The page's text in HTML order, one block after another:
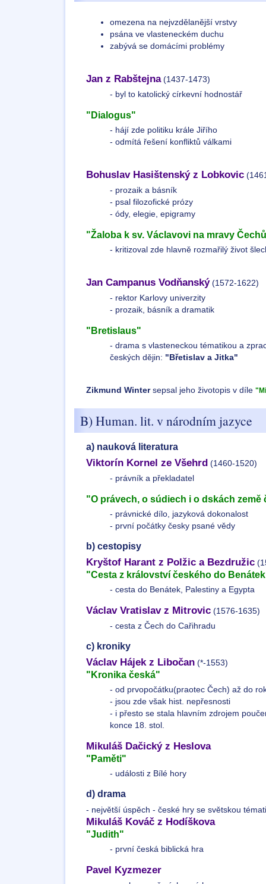
omezena na nejvzdělanější vrstvy
psána ve vlasteneckém duchu
zabývá se domácími problémy
Jan z Rabštejna(1437-1473)
- byl to katolický církevní hodnostář
"Dialogus"
- hájí zde politiku krále Jiřího
- odmítá řešení konfliktů válkami
Bohuslav Hasištenský z Lobkovic
- prozaik a básník
- psal filozofické prózy
- ódy, elegie, epigramy
"Žaloba k sv. Václavovi na mravy
- kritizoval zde hlavně rozmařilý život
Jan Campanus Vodňanský(1572-1622)
- rektor Karlovy univerzity
- prozaik, básník a dramatik
"Bretislaus"
- drama s vlasteneckou tématikou a
českých dějin: "Břetislav a Jitka"
Zikmund Wintersepsal jeho životopis v díle
B) Human. lit. v národním jazyce
a) nauková literatura
Viktorín Kornel ze Všehrd (1460-1520)
- právník a překladatel
"O právech, o súdiech i o dskách
- právnické dílo, jazyková dokonalost
- první počátky česky psané vědy
b) cestopisy
Kryštof Harant z Polžic a Bezdružic
"Cesta z království českého do
- cesta do Benátek, Palestiny a Egypta
Václav Vratislav z Mitrovic (1576-1635)
- cesta z Čech do Cařihradu
c) kroniky
Václav Hájek z Libočan (*-1553)
"Kronika česká"
- od prvopočátku(praotec Čech) až do
- jsou zde však hist. nepřesnosti
- i přesto se stala hlavním zdrojem
konce 18. stol.
Mikuláš Dačický z Heslova
"Paměti"
- události z Bílé hory
d) drama
- největší úspěch - české hry se světskou
Mikuláš Kováč z Hodíškova
"Judith"
- první česká biblická hra
Pavel Kyzmezer